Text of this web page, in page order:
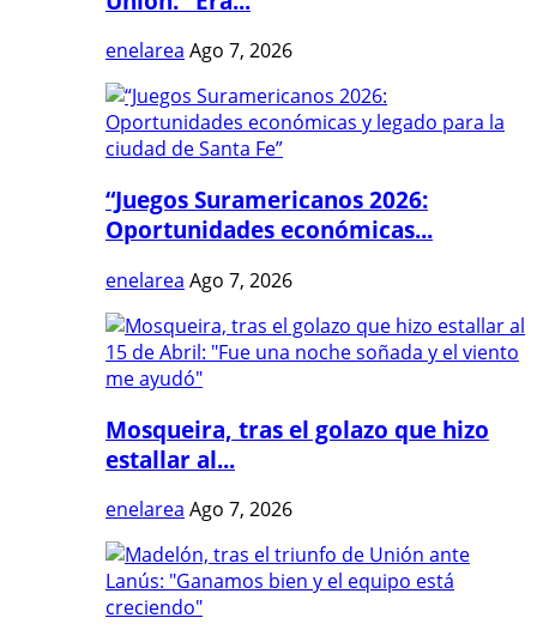
enelarea Ago 7, 2026
“Juegos Suramericanos 2026:
Oportunidades económicas...
enelarea Ago 7, 2026
Mosqueira, tras el golazo que hizo
estallar al...
enelarea Ago 7, 2026